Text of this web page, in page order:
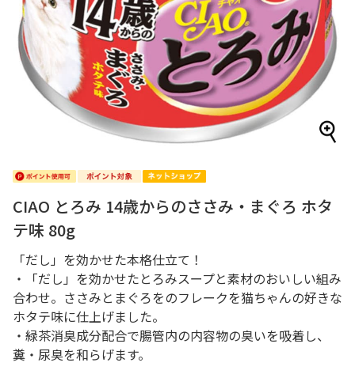
CIAO とろみ 14歳からのささみ・まぐろ ホタ
テ味 80g
「だし」を効かせた本格仕立て！
・「だし」を効かせたとろみスープと素材のおいしい組み
合わせ。ささみとまぐろをのフレークを猫ちゃんの好きな
ホタテ味に仕上げました。
・緑茶消臭成分配合で腸管内の内容物の臭いを吸着し、
糞・尿臭を和らげます。